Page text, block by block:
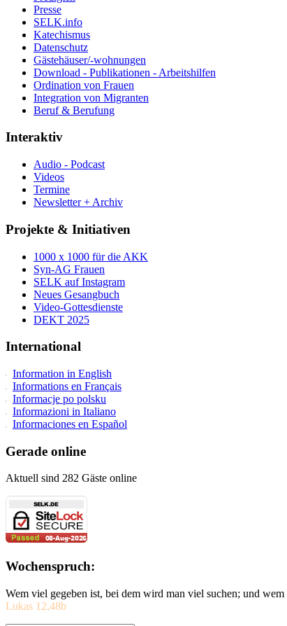
Presse
SELK.info
Katechismus
Datenschutz
Gästehäuser/-wohnungen
Download - Publikationen - Arbeitshilfen
Ordination von Frauen
Integration von Migranten
Beruf & Berufung
Interaktiv
Audio - Podcast
Videos
Termine
Newsletter + Archiv
Projekte & Initiativen
1000 x 1000 für die AKK
Syn-AG Frauen
SELK auf Instagram
Neues Gesangbuch
Video-Gottesdienste
DEKT 2025
International
Information in English
Informations en Français
Informacje po polsku
Informazioni in Italiano
Informaciones en Español
Gerade online
Aktuell sind 282 Gäste online
Wochenspruch:
Wem viel gegeben ist, bei dem wird man viel suchen; und
Lukas 12,48b